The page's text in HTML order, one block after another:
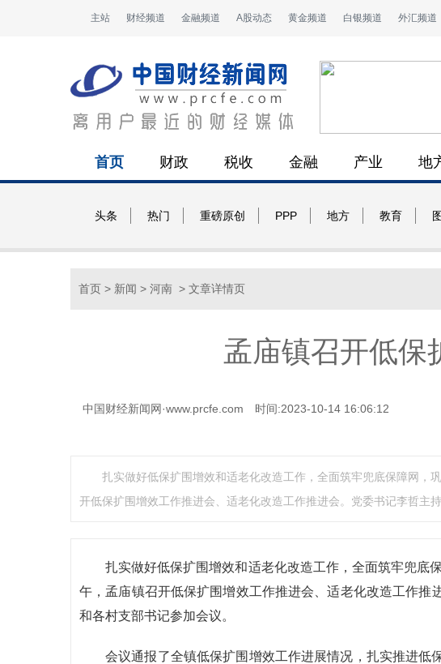
主站 财经频道 金融频道 A股动态 黄金频道 白银频道 外汇频道
首页 财政 税收 金融 产业 地
头条 热门 重磅原创 PPP 地方 教育
首页 > 新闻 > 河南 > 文章详情页
孟庙镇召开低保
中国财经新闻网·www.prcfe.com 时间:2023-10-14 16:06:12
扎实做好低保扩围增效和适老化改造工作，全面筑牢兜底保障网，
开低保扩围增效工作推进会、适老化改造工作推进会。党委书记李哲主持
扎实做好低保扩围增效和适老化改造工作，全面筑牢兜底
午，孟庙镇召开低保扩围增效工作推进会、适老化改造工作推
和各村支部书记参加会议。
会议通报了全镇低保扩围增效工作进展情况，扎实推进低